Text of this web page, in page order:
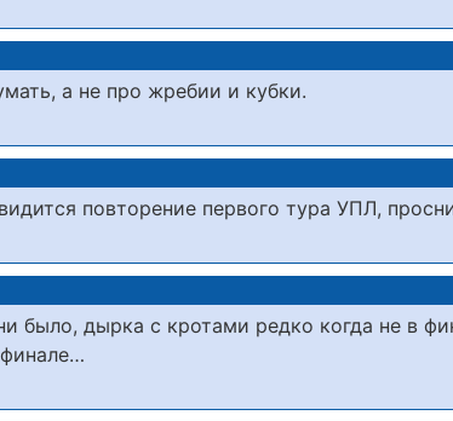
а не про жребии и кубки.
повторение первого тура УПЛ,
было, дырка с кротами редко когда не в